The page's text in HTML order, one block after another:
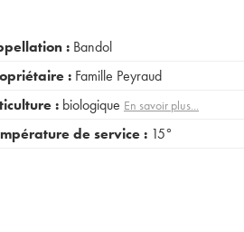
: Bandol
: Famille Peyraud
: biologique En savoir plus...
de service : 15°